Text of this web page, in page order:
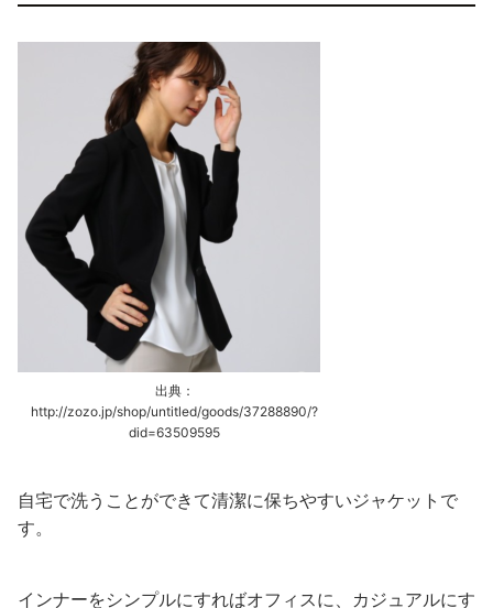
出典：
http://zozo.jp/shop/untitled/goods/37288890/?
did=63509595
自宅で洗うことができて清潔に保ちやすいジャケットで
す。
インナーをシンプルにすればオフィスに、カジュアルにす